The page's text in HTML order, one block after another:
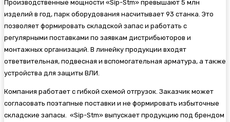
Производственные мощности «Sip-Stm» превышают 5 млн
изделий в год, парк оборудования насчитывает 93 станка. Это
позволяет формировать складской запас и работать с
регулярными поставками по заявкам дистрибьюторов и
монтажных организаций. В линейку продукции входят
ответвительная, подвесная и вспомогательная арматура, а также
устройства для защиты ВЛИ.
Компания работает с гибкой схемой отгрузок. Заказчик может
согласовать поэтапные поставки и не формировать избыточные
складские запасы. «Sip-Stm» выпускает продукцию под брендом